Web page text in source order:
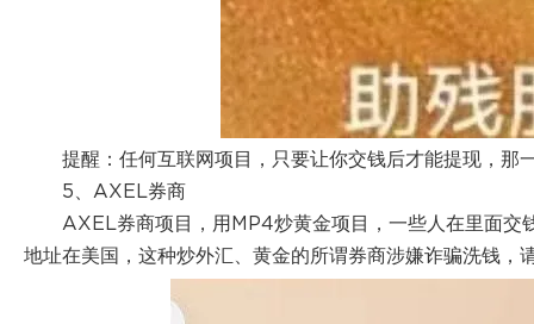
提醒：任何互联网项目，只要让你交钱后才能提现，那
5、AXEL券商
AXEL券商项目，用MP4炒黄金项目，一些人在里面交
地址在美国，这种炒外汇、黄金的所谓券商涉嫌诈骗洗钱，